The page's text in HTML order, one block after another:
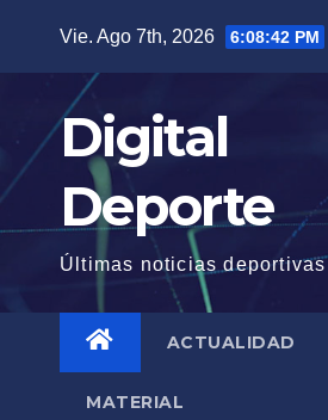
contenido
Vie. Ago 7th, 2026 6:08:43 PM
Digital
Deporte
Últimas noticias deportivas
ACTUALIDAD
MATERIAL